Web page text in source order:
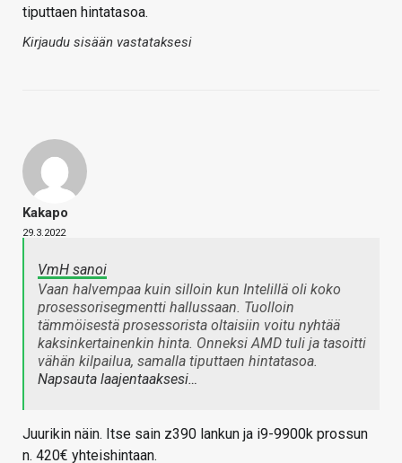
tiputtaen hintatasoa.
Kirjaudu sisään vastataksesi
Kakapo
29.3.2022
VmH sanoi
Vaan halvempaa kuin silloin kun Intelillä oli koko
prosessorisegmentti hallussaan. Tuolloin
tämmöisestä prosessorista oltaisiin voitu nyhtää
kaksinkertainenkin hinta. Onneksi AMD tuli ja tasoitti
vähän kilpailua, samalla tiputtaen hintatasoa.
Napsauta laajentaaksesi…
Juurikin näin. Itse sain z390 lankun ja i9-9900k prossun
n. 420€ yhteishintaan.